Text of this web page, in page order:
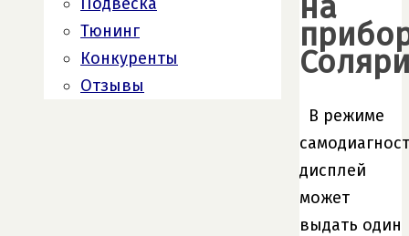
В режиме
дисплей
может
выдать один
Тюнинг
Конкуренты
Отзывы